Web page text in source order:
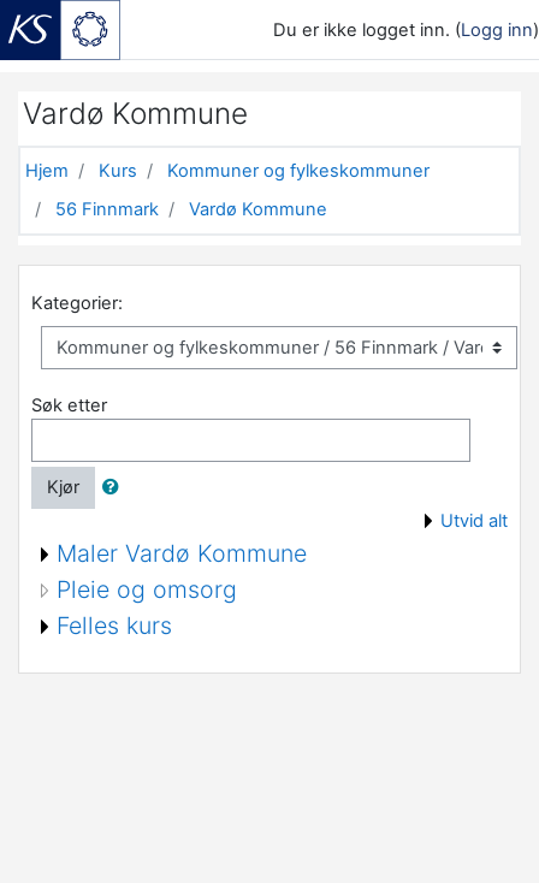
Du er ikke logget inn. (Logg inn)
Vardø Kommune
Hjem Kurs
Kommuner og fylkeskommuner
56 Finnmark
Vardø Kommune
Kategorier:
Søk etter
Kjør
Utvid alt
Maler Vardø Kommune
Pleie og omsorg
Felles kurs